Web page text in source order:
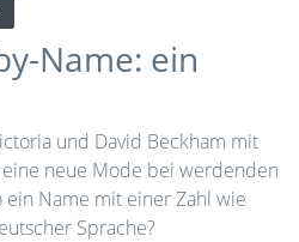
Name: ein
und David Beckham mit
neue Mode bei werdenden
Name mit einer Zahl wie
Sprache?